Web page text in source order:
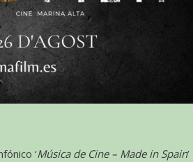
‘Música de Cine – Made in Spain’